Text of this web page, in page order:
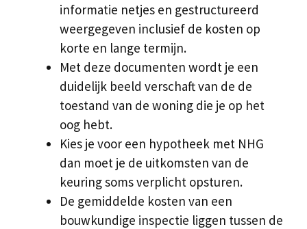
informatie netjes en gestructureerd
weergegeven inclusief de kosten op
korte en lange termijn.
Met deze documenten wordt je een
duidelijk beeld verschaft van de de
toestand van de woning die je op het
oog hebt.
Kies je voor een hypotheek met NHG
dan moet je de uitkomsten van de
keuring soms verplicht opsturen.
De gemiddelde kosten van een
bouwkundige inspectie liggen tussen de